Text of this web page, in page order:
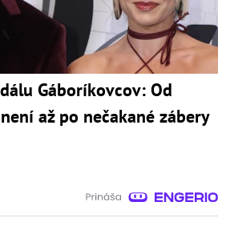
Gáboríkovcov: Od
až po nečakané zábery